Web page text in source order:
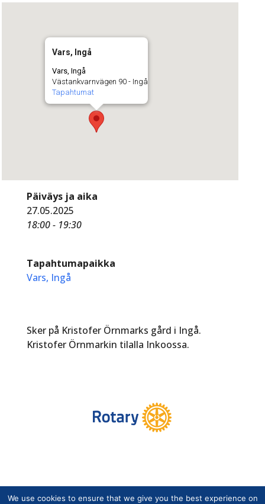
Vars, Ingå
Vars, Ingå
Västankvarnvägen 90 - Ingå
Tapahtumat
Päiväys ja aika
27.05.2025
18:00 - 19:30
Tapahtumapaikka
Vars, Ingå
Sker på Kristofer Örnmarks gård i Ingå.
Kristofer Örnmarkin tilalla Inkoossa.
Copyright © Suomen Rotarypalvelu ry 2026 |
We use cookies to ensure that we give you the best experience on